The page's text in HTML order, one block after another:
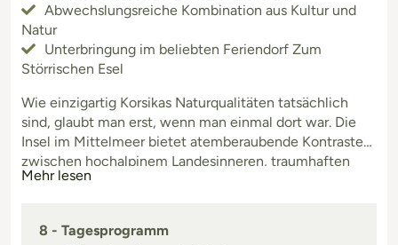
Abwechslungsreiche Kombination aus Kultur und
Natur
Unterbringung im beliebten Feriendorf Zum
Störrischen Esel
Wie einzigartig Korsikas Naturqualitäten tatsächlich
sind, glaubt man erst, wenn man einmal dort war. Die
Insel im Mittelmeer bietet atemberaubende Kontraste
zwischen hochalpinem Landesinneren, traumhaften
Stränden und anmutender Küstenlandschaft. Erleben
Mehr lesen
8 - Tagesprogramm